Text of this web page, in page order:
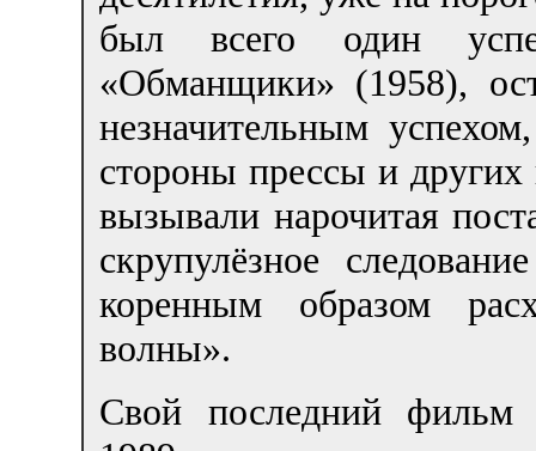
был всего один
«Обманщики» (1958),
незначительным
стороны прессы и
вызывали нарочитая
скрупулёзное
коренным образом
волны».
Свой последний